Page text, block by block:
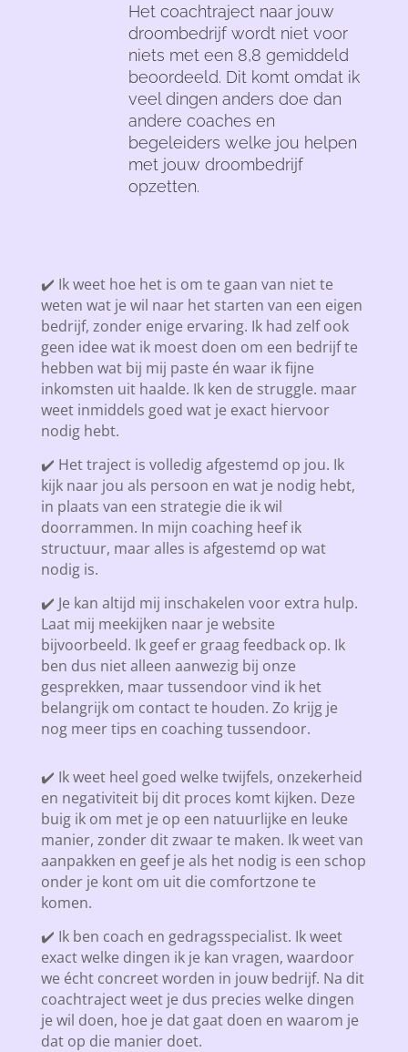
Het coachtraject naar jouw
droombedrijf wordt niet voor
niets met een 8,8 gemiddeld
beoordeeld. Dit komt omdat ik
veel dingen anders doe dan
andere coaches en
begeleiders welke jou helpen
met jouw droombedrijf
opzetten.
✔️ Ik weet hoe het is om te gaan van niet te
weten wat je wil naar het starten van een eigen
bedrijf, zonder enige ervaring. Ik had zelf ook
geen idee wat ik moest doen om een bedrijf te
hebben wat bij mij paste én waar ik fijne
inkomsten uit haalde. Ik ken de struggle. maar
weet inmiddels goed wat je exact hiervoor
nodig hebt.
✔️ Het traject is volledig afgestemd op jou. Ik
kijk naar jou als persoon en wat je nodig hebt,
in plaats van een strategie die ik wil
doorrammen. In mijn coaching heef ik
structuur, maar alles is afgestemd op wat
nodig is.
✔️ Je kan altijd mij inschakelen voor extra hulp.
Laat mij meekijken naar je website
bijvoorbeeld. Ik geef er graag feedback op. Ik
ben dus niet alleen aanwezig bij onze
gesprekken, maar tussendoor vind ik het
belangrijk om contact te houden. Zo krijg je
nog meer tips en coaching tussendoor.
✔️ Ik weet heel goed welke twijfels, onzekerheid
en negativiteit bij dit proces komt kijken. Deze
buig ik om met je op een natuurlijke en leuke
manier, zonder dit zwaar te maken. Ik weet van
aanpakken en geef je als het nodig is een schop
onder je kont om uit die comfortzone te
komen.
✔️ Ik ben coach en gedragsspecialist. Ik weet
exact welke dingen ik je kan vragen, waardoor
we écht concreet worden in jouw bedrijf. Na dit
coachtraject weet je dus precies welke dingen
je wil doen, hoe je dat gaat doen en waarom je
dat op die manier doet.